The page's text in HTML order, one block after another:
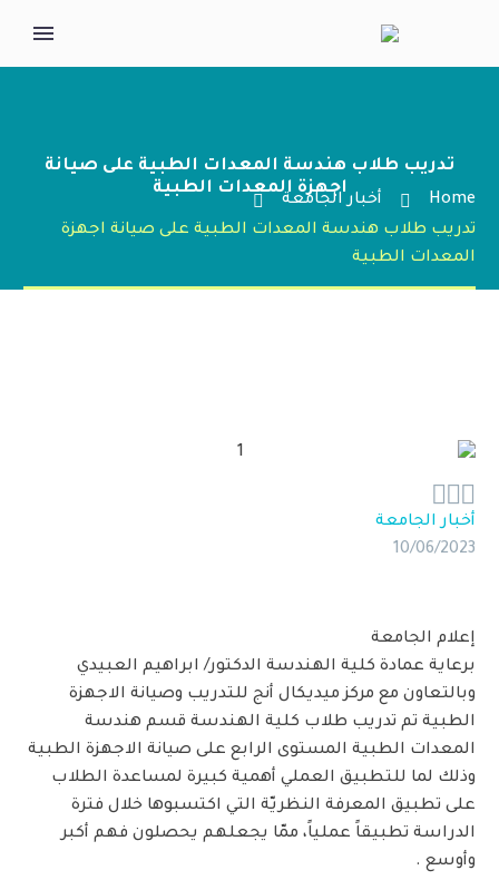
تدريب طلاب هندسة المعدات الطبية على صيانة
اجهزة المعدات الطبية
Home
أخبار الجامعة
تدريب طلاب هندسة المعدات الطبية على صيانة اجهزة
المعدات الطبية

أخبار الجامعة
10/06/2023
إعلام الجامعة
برعاية عمادة كلية الهندسة الدكتور/ ابراهيم العبيدي
وبالتعاون مع مركز ميديكال أنج للتدريب وصيانة الاجهزة
الطبية تم تدريب طلاب كلية الهندسة قسم هندسة
المعدات الطبية المستوى الرابع على صيانة الاجهزة الطبية
وذلك لما للتطبيق العملي أهمية كبيرة لمساعدة الطلاب
على تطبيق المعرفة النظريّة التي اكتسبوها خلال فترة
الدراسة تطبيقاً عملياً، ممّا يجعلهم يحصلون فهم أكبر
وأوسع .